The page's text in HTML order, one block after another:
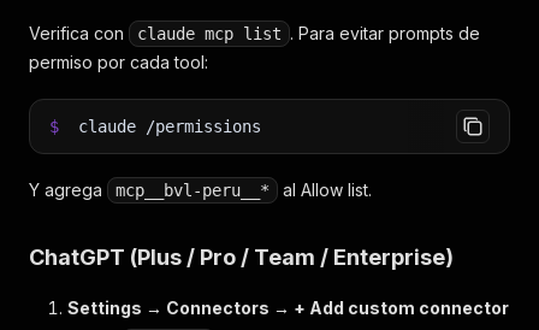
Verifica con claude mcp list . Para evitar prompts de
permiso por cada tool:
$ claude /permissions
Y agrega mcp__bvl-peru__* al Allow list.
ChatGPT (Plus / Pro / Team / Enterprise)
Settings → Connectors → + Add custom connector